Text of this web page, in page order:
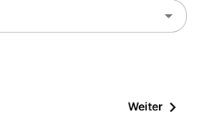

Weiter 